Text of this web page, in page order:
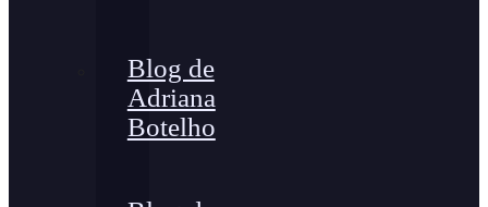
Blog de
Adriana
Botelho